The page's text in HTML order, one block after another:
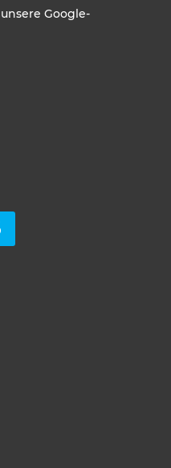
Google-